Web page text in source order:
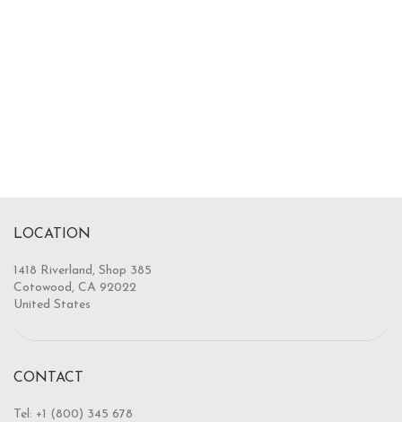
LOCATION
1418 Riverland, Shop 385
Cotowood, CA 92022
United States
CONTACT
Tel: +1 (800) 345 678